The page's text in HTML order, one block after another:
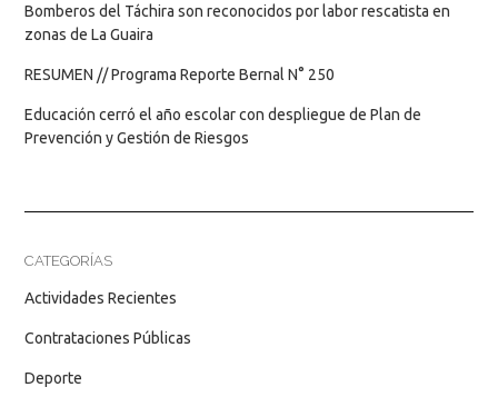
Bomberos del Táchira son reconocidos por labor rescatista en
zonas de La Guaira
RESUMEN // Programa Reporte Bernal N° 250
Educación cerró el año escolar con despliegue de Plan de
Prevención y Gestión de Riesgos
CATEGORÍAS
Actividades Recientes
Contrataciones Públicas
Deporte